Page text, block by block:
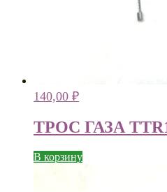
140,00 ₽
ТРОС ГАЗА
В корзину